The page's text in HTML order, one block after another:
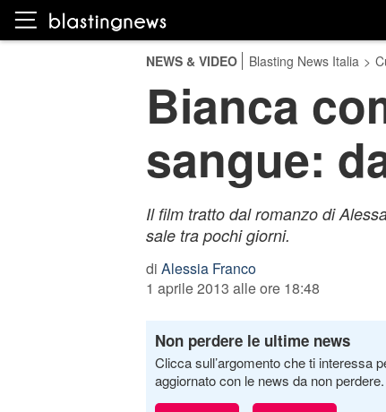
NEWS & VIDEO Blasting News Italia >
Bianca
sangue:
Il film tratto dal romanzo di
sale tra pochi giorni.
di Alessia Franco
1 aprile 2013 alle ore 18:48
Non perdere le ultime news
Clicca sull’argomento che ti interessa
aggiornato con le news da non perdere.